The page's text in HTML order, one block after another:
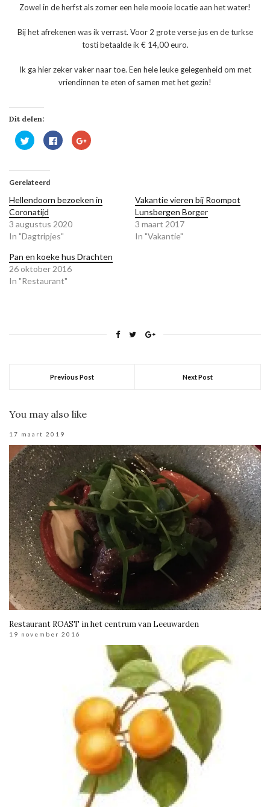
Zowel in de herfst als zomer een hele mooie locatie aan het water!
Bij het afrekenen was ik verrast. Voor 2 grote verse jus en de turkse
tosti betaalde ik € 14,00 euro.
Ik ga hier zeker vaker naar toe. Een hele leuke gelegenheid om met
vriendinnen te eten of samen met het gezin!
Dit delen:
Klik
om
(Wordt
een
nieuw
venster
geopend)
Klik
om
nieuw
Klik
om
een
nieuw
Gerelateerd
Hellendoorn bezoeken in
Coronatijd
3 augustus 2020
In "Dagtripjes"
Vakantie vieren bij Roompot
Lunsbergen Borger
3 maart 2017
In "Vakantie"
Pan en koeke hus Drachten
26 oktober 2016
In "Restaurant"
Previous Post Next Post
You may also like
17 maart 2019
Restaurant ROAST in het centrum van Leeuwarden
19 november 2016